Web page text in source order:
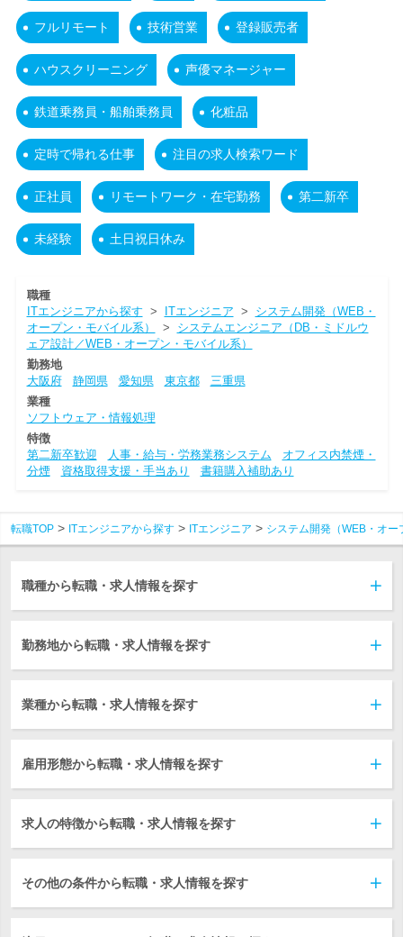
フルリモート 技術営業 登録販売者
ハウスクリーニング 声優マネージャー
鉄道乗務員・船舶乗務員 化粧品
定時で帰れる仕事 注目の求人検索ワード
正社員 リモートワーク・在宅勤務 第二新卒
未経験 土日祝日休み
職種
ITエンジニアから探す > ITエンジニア > システム開発（WEB・
オープン・モバイル系）
> システムエンジニア（DB・ミドルウ
ェア設計／WEB・オープン・モバイル系）
勤務地
大阪府
静岡県 愛知県 東京都
三重県
業種
ソフトウェア・情報処理
特徴
第二新卒歓迎
人事・給与・労務業務システム
オフィス内禁煙・
分煙
資格取得支援・手当あり 書籍購入補助あり
転職TOP ITエンジニアから探す ITエンジニア システム開発（WEB・オ
職種から転職・求人情報を探す
勤務地から転職・求人情報を探す
業種から転職・求人情報を探す
雇用形態から転職・求人情報を探す
求人の特徴から転職・求人情報を探す
その他の条件から転職・求人情報を探す